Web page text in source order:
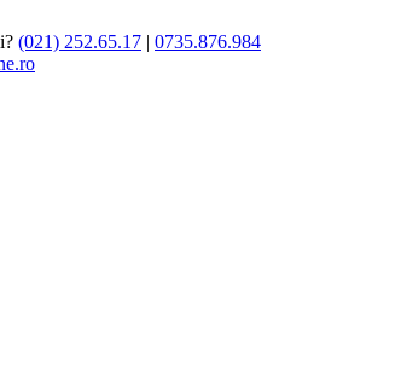
(021) 252.65.17 | 0735.876.984